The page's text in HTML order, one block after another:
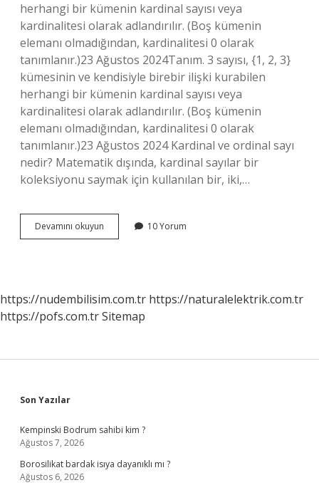
herhangi bir kümenin kardinal sayısı veya
kardinalitesi olarak adlandırılır. (Boş kümenin
elemanı olmadığından, kardinalitesi 0 olarak
tanımlanır.)23 Ağustos 2024Tanım. 3 sayısı, {1, 2, 3}
kümesinin ve kendisiyle birebir ilişki kurabilen
herhangi bir kümenin kardinal sayısı veya
kardinalitesi olarak adlandırılır. (Boş kümenin
elemanı olmadığından, kardinalitesi 0 olarak
tanımlanır.)23 Ağustos 2024 Kardinal ve ordinal sayı
nedir? Matematik dışında, kardinal sayılar bir
koleksiyonu saymak için kullanılan bir, iki,…
Devamını okuyun Kardinal
Sayı
10 Yorum
https://nudembilisim.com.tr https://naturalelektrik.com.tr
https://pofs.com.trSitemap
Sidebar
Son Yazılar
Kempinski Bodrum sahibi kim ?
Ağustos 7, 2026
Borosilikat bardak isıya dayanıklı mı ?
Ağustos 6, 2026